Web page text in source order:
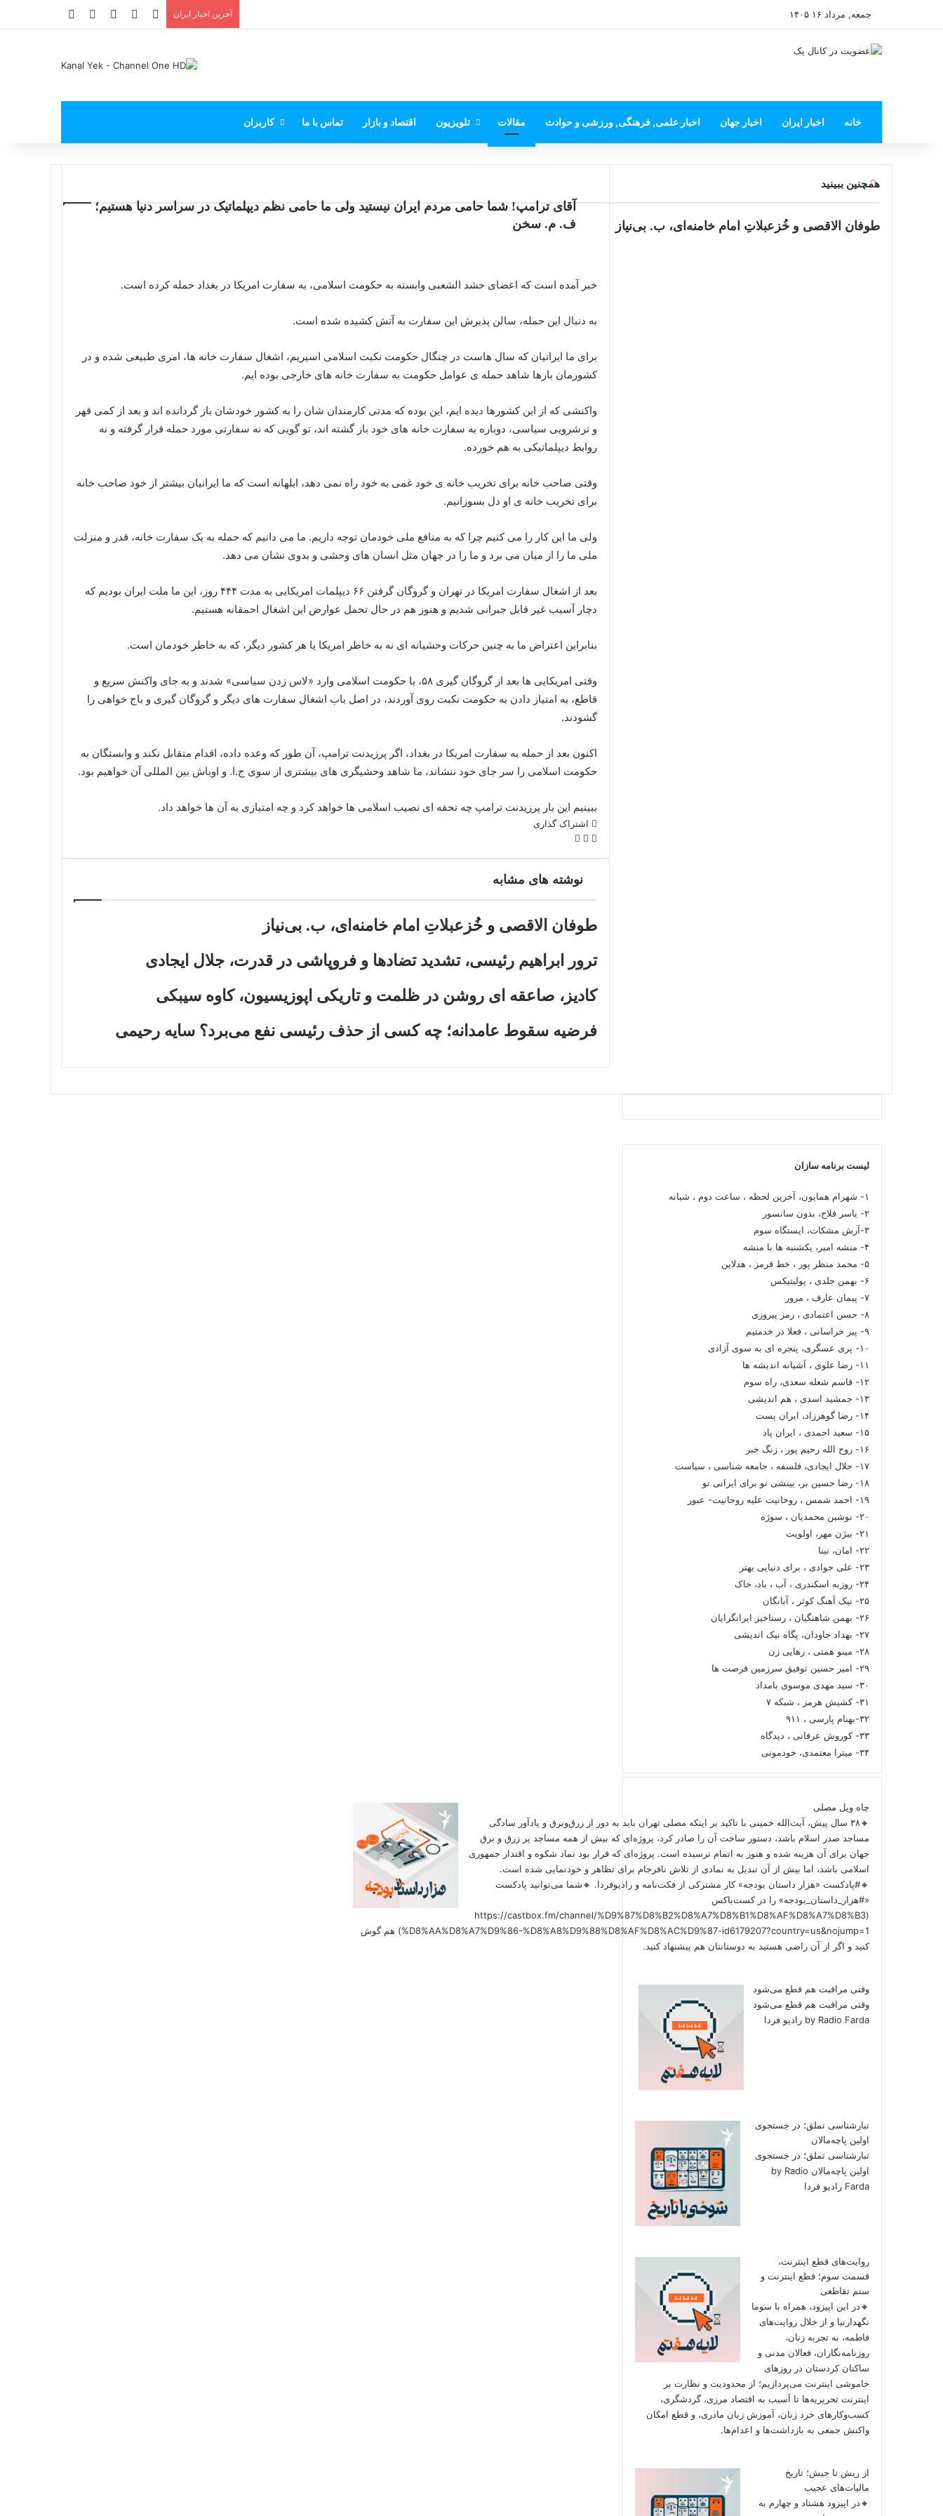
جمعه, مرداد ۱۶ ۱۴۰۵ آخرین اخبار ایران فیس بوک یوتیوب اینستاگرام
خانه اخبار ایران اخبار جهان اخبار علمی, فرهنگی, ورزشی و حوادث مقالات تلویزیون اقتصاد و بازار تماس با ما کاربران
آقای ترامپ! شما حامی مردم ایران نیستید ولی ما حامی نظم دیپلماتیک در سراسر دنیا هستیم؛
ف. م. سخن
خبر آمده است که اعضای حشد الشعبی وابسته به حکومت اسلامی، به سفارت امریکا در بغداد حمله کرده است.
به دنبال این حمله، سالن پذیرش این سفارت به آتش کشیده شده است.
برای ما ایرانیان که سال هاست در چنگال حکومت نکبت اسلامی اسیریم، اشغال سفارت خانه ها، امری طبیعی شده و در
کشورمان بارها شاهد حمله ی عوامل حکومت به سفارت خانه های خارجی بوده ایم.
واکنشی که از این کشورها دیده ایم، این بوده که مدتی کارمندان شان را به کشور خودشان باز گردانده اند و بعد از کمی قهر
و ترشرویی سیاسی، دوباره به سفارت خانه های خود باز گشته اند، تو گویی که نه سفارتی مورد حمله قرار گرفته و نه
روابط دیپلماتیکی به هم خورده.
وقتی صاحب خانه برای تخریب خانه ی خود غمی به خود راه نمی دهد، ابلهانه است که ما ایرانیان بیشتر از خود صاحب خانه
برای تخریب خانه ی او دل بسوزانیم.
ولی ما این کار را می کنیم چرا که به منافع ملی خودمان توجه داریم. ما می دانیم که حمله به یک سفارت خانه، قدر و منزلت
ملی ما را از میان می برد و ما را در جهان مثل انسان های وحشی و بدوی نشان می دهد.
بعد از اشغال سفارت امریکا در تهران و گروگان گرفتن ۶۶ دیپلمات امریکایی به مدت ۴۴۴ روز، این ما ملت ایران بودیم که
دچار آسیب غیر قابل جبرانی شدیم و هنوز هم در حال تحمل عوارض این اشغال احمقانه هستیم.
بنابراین اعتراض ما به چنین حرکات وحشیانه ای نه به خاطر امریکا یا هر کشور دیگر، که به خاطر خودمان است.
وقتی امریکایی ها بعد از گروگان گیری ۵۸، با حکومت اسلامی وارد «لاس زدن سیاسی» شدند و به جای واکنش سریع و
قاطع، به امتیاز دادن به حکومت نکبت روی آوردند، در اصل باب اشغال سفارت های دیگر و گروگان گیری و باج خواهی را
گشودند.
اکنون بعد از حمله به سفارت امریکا در بغداد، اگر پرزیدنت ترامپ، آن طور که وعده داده، اقدام متقابل نکند و وابستگان به
حکومت اسلامی را سر جای خود ننشاند، ما شاهد وحشیگری های بیشتری از سوی ج.ا. و اوباش بین المللی آن خواهیم بود.
ببینیم این بار پرزیدنت ترامپ چه تحفه ای نصیب اسلامی ها خواهد کرد و چه امتیازی به آن ها خواهد داد.
اشتراک گذاری
فیس
X
طریق
نوشته های مشابه
طوفان الاقصی و خُزعبلاتِ امام خامنه‌ای، ب. بی‌نیاز
ترور ابراهیم رئیسی، تشدید تضادها و فروپاشی در قدرت، جلال ایجادی
کادیز، صاعقه ای روشن در ظلمت و تاریکی اپوزیسیون، کاوه سیبکی
فرضیه سقوط عامدانه؛ چه کسی از حذف رئیسی نفع می‌برد؟ سایه رحیمی
همچنین ببینید
بستن
طوفان الاقصی و خُزعبلاتِ امام خامنه‌ای، ب. بی‌نیاز
لیست برنامه سازان
۱- شهرام همایون، آخرین لحظه ، ساعت دوم ، شبانه
۲- یاسر فلاح، بدون سانسور
۳-آرش مشکات، ایستگاه سوم
۴- منشه امیر، یکشنبه ها با منشه
۵- محمد منظر پور ، خط قرمز ، هدلاین
۶- بهمن جلدی ، پولیتیکس
۷- پیمان عارف ، مرور
۸- حسن اعتمادی ، رمز پیروزی
۹- پیر خراسانی ، فعلا در خدمتیم
۱۰- پری عسگری، پنجره ای به سوی آزادی
۱۱- رضا علوی ، آشیانه اندیشه ها
۱۲- قاسم شعله سعدی، راه سوم
۱۳- جمشید اسدی ، هم اندیشی
۱۴- رضا گوهرزاد، ایران پست
۱۵- سعید احمدی ، ایران پاد
۱۶- روح الله رحیم پور ، زنگ خبر
۱۷- جلال ایجادی، فلسفه ، جامعه شناسی ، سیاست
۱۸- رضا حسین بر، بینشی نو برای ایرانی نو
۱۹- احمد شمس ، روحانیت علیه روحانیت- عبور
۲۰- نوشین محمدیان ، سوژه
۲۱- بیژن مهر، اولویت
۲۲- امان، نینا
۲۳- علی جوادی ، برای دنیایی بهتر
۲۴- روزبه اسکندری ، آب ، باد، خاک
۲۵- نیک آهنگ کوثر ، آبانگان
۲۶- بهمن شاهنگیان ، رستاخیز ایرانگرایان
۲۷- بهداد جاودان، پگاه نیک اندیشی
۲۸- مینو همتی ، رهایی زن
۲۹- امیر حسین توفیق سرزمین فرصت ها
۳۰- سید مهدی موسوی بامداد
۳۱- کشیش هرمز ، شبکه ۷
۳۲-بهنام پارسی ، ۹۱۱
۳۳- کوروش عرفانی ، دیدگاه
۳۴- میترا معتمدی، خودمونی
چاه ویل مصلی
🔸۳۸ سال پیش، آیت‌الله خمینی با تاکید بر اینکه مصلی تهران باید به دور از زرق‌وبرق و یادآور سادگی
مساجد صدر اسلام باشد، دستور ساخت آن را صادر کرد، پروژه‌ای که بیش از همه مساجد پر زرق و برق
جهان برای آن هزینه شده و هنوز به اتمام نرسیده است. پروژه‌ای که قرار بود نماد شکوه و اقتدار جمهوری
اسلامی باشد، اما بیش از آن تبدیل به نمادی از تلاش نافرجام برای تظاهر و خودنمایی شده است.
🔸#پادکست «هزار داستان بودجه» کار مشترکی از فکت‌نامه و رادیوفردا. 🔸شما می‌توانید پادکست
«#هزار_داستان_بودجه» را در کست‌باکس
(https://castbox.fm/channel/%D9%87%D8%B2%D8%A7%D8%B1%D8%AF%D8%A7%D8%B3
%D8%AA%D8%A7%D9%86-%D8%A8%D9%88%D8%AF%D8%AC%D9%87-id6179207?country=us&nojump=1) هم گوش
کنید و اگر از آن راضی هستید به دوستانتان هم پیشنهاد کنید.
وقتی مراقبت هم قطع می‌شود
وقتی مراقبت هم قطع می‌شود
by Radio Farda رادیو فردا
تبارشناسی تملق؛ در جستجوی
اولین‌ پاچه‌مالان
تبارشناسی تملق؛ در جستجوی
اولین‌ پاچه‌مالان by Radio
Farda رادیو فردا
روایت‌های قطع اینترنت،
قسمت سوم؛ قطع اینترنت و
ستم تقاطعی
🔸در این اپیزود، همراه با سوما
نگهدارنیا و از خلال روایت‌های
فاطمه، به تجربه زنان،
روزنامه‌نگاران، فعالان مدنی و
ساکنان کردستان در روزهای
خاموشی اینترنت می‌پردازیم؛ از محدودیت و نظارت بر
اینترنت تحریریه‌ها تا آسیب به اقتصاد مرزی، گردشگری،
کسب‌وکارهای خرد زنان، آموزش زبان مادری، و قطع امکان
واکنش جمعی به بازداشت‌ها و اعدام‌ها.
از ریش تا جیش؛ تاریخ
مالیات‌های عجیب
🔸در اپیزود هشتاد و چهارم به